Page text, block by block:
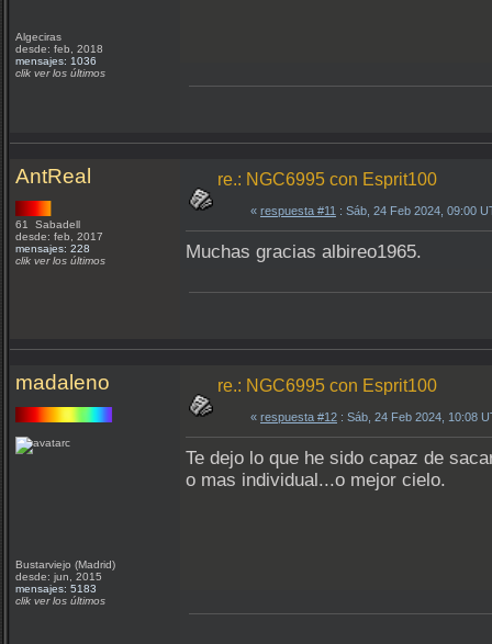
Algeciras
desde: feb, 2018
mensajes: 1036
clik ver los últimos
AntReal
61 Sabadell
desde: feb, 2017
mensajes: 228
clik ver los últimos
re.: NGC6995 con Esprit100
« respuesta #11 : Sáb, 24 Feb 2024, 09:00
Muchas gracias albireo1965.
madaleno
Bustarviejo (Madrid)
desde: jun, 2015
mensajes: 5183
clik ver los últimos
re.: NGC6995 con Esprit100
« respuesta #12 : Sáb, 24 Feb 2024, 10:08
Te dejo lo que he sido capaz de
o mas individual...o mejor cielo.